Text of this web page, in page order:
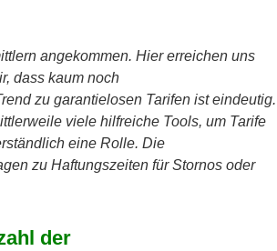
angekommen. Hier erreichen uns
dass kaum noch
zu garantielosen Tarifen ist eindeutig.
viele hilfreiche Tools, um Tarife
eine Rolle. Die
zu Haftungszeiten für Stornos oder
der